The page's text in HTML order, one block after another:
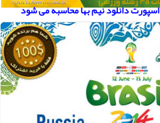
دانلود نیم بها محاسبه می شود